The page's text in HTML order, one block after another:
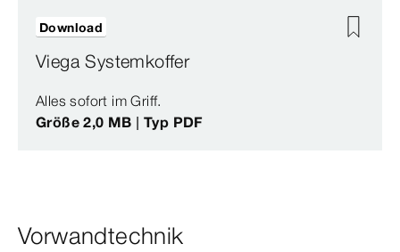
Viega Systemkoffer
Alles sofort im Griff.
Größe 2,0 MB | Typ PDF
Download
Vorwandtechnik